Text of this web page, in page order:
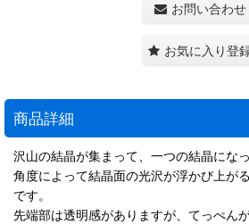
お問い合わせ
お気に入り登
商品詳細
沢山の結晶が集まって、一つの結晶になっ
角度によって結晶面の光沢が浮かび上が
です。
先端部は透明感がありますが、てっぺん